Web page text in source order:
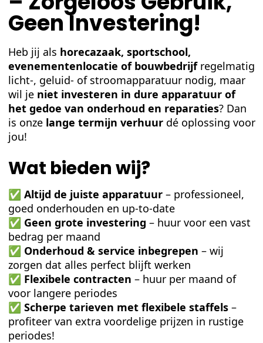
Geen Investering!
Heb jij als horecazaak, sportschool,
evenementenlocatie of bouwbedrijfregelmatig
licht-, geluid- of stroomapparatuur nodig, maar
wil je niet investeren in dure apparatuur of
het gedoe van onderhoud en reparaties? Dan
is onze lange termijn verhuurdé oplossing voor
jou!
Wat bieden wij?
✅ Altijd de juiste apparatuur– professioneel,
goed onderhouden en up-to-date
✅ Geen grote investering – huur voor een vast
bedrag per maand
✅ Onderhoud & service inbegrepen – wij
zorgen dat alles perfect blijft werken
✅ Flexibele contracten – huur per maand of
voor langere periodes
✅ Scherpe tarieven met flexibele staffels–
profiteer van extra voordelige prijzen in rustige
periodes!